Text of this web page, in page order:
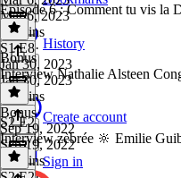
History
Create account
Sign in
Mar 6, 2023
19 mins
Episode 6 : Comment tu vis la
S1 E8·
Jan 30, 2023
Jan 30, 2023
27 mins
Bonus
Interview Nathalie Alsteen
Bonus·
Sep 19, 2022
Sep 19, 2022
31 mins
S2 E2
Interview zèbrée 🔆 Emilie